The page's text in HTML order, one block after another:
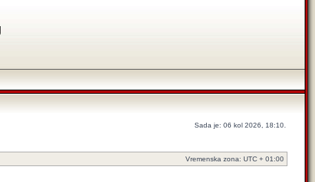
Sada je: 06 kol 2026, 18:10.
Vremenska zona: UTC + 01:00